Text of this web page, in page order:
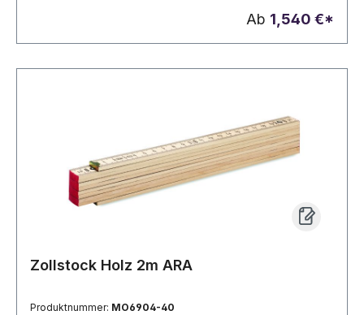
Ab 1,540 €*
Zollstock Holz 2m ARA
Produktnummer: MO6904-40